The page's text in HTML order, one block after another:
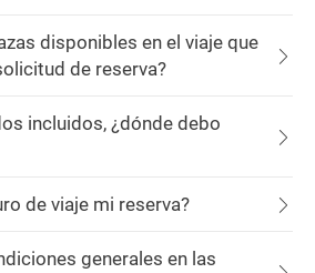
disponibles en el viaje que
de reserva?
incluidos, ¿dónde debo
de viaje mi reserva?
generales en las